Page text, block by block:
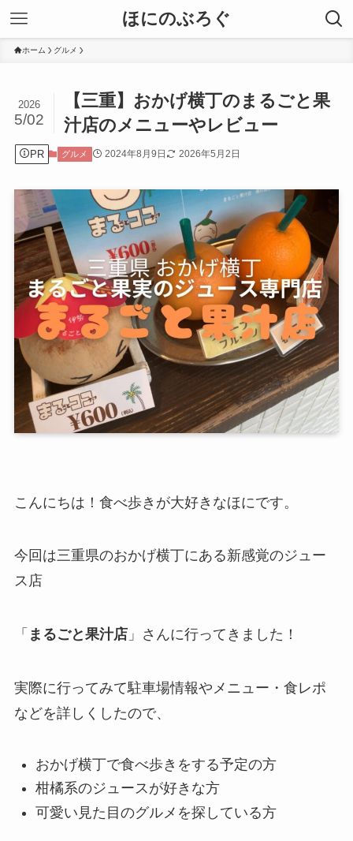
ほにのぶろぐ
ホーム グルメ
【三重】おかげ横丁のまるごと果
汁店のメニューやレビュー
2026
5/02
PR グルメ 2024年8月9日 2026年5月2日
こんにちは！食べ歩きが大好きなほにです。
今回は三重県のおかげ横丁にある新感覚のジュー
ス店
「 まるごと果汁店」さんに行ってきました！
実際に行ってみて駐車場情報やメニュー・食レポ
などを詳しくしたので、
おかげ横丁で食べ歩きをする予定の方
柑橘系のジュースが好きな方
可愛い見た目のグルメを探している方